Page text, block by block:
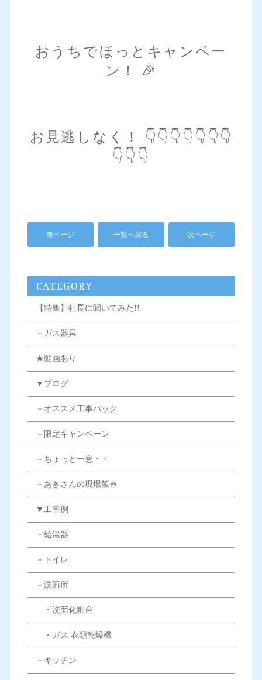
おうちでほっとキャンペー
ン！ 🎉
お見逃しなく！ 👇👇👇👇👇👇👇
👇👇👇
前ページ 一覧へ戻る 次ページ
CATEGORY
【特集】社長に聞いてみた!!
－ガス器具
★動画あり
▼ブログ
－オススメ工事パック
－限定キャンペーン
－ちょっと一息・・
－あきさんの現場飯🍚
▼工事例
－給湯器
－トイレ
－洗面所
・洗面化粧台
・ガス 衣類乾燥機
－キッチン